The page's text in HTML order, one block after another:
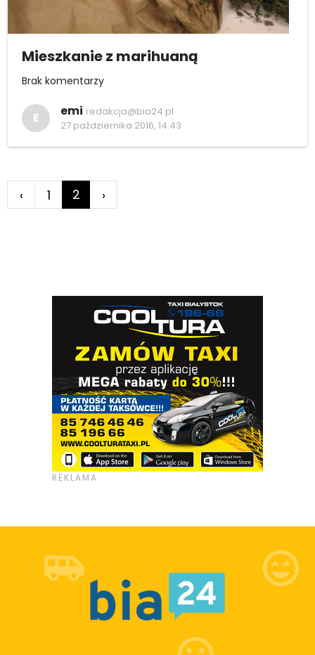
Mieszkanie z marihuaną
Brak komentarzy
E emi redakcja@bia24.pl
27 października 2016, 14:43
‹ 1 2 ›